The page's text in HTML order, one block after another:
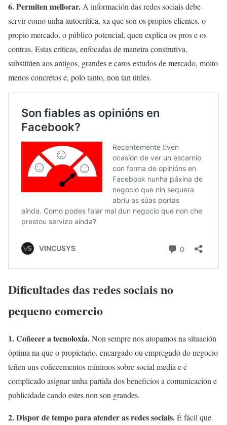
6. Permiten mellorar.A información das redes sociais debe
servir como unha autocrítica, xa que son os propios clientes, o
propio mercado, o público potencial, quen explica os pros e os
contras. Estas críticas, enfocadas de maneira construtiva,
substitúen aos antigos, grandes e caros estudos de mercado, moito
menos concretos e, polo tanto, non tan útiles.
Dificultades das redes sociais no
pequeno comercio
1. Coñecer a tecnoloxía.Non sempre nos atopamos na situación
óptima na que o propietario, encargado ou empregado do negocio
teñen uns coñecementos mínimos sobre social media e é
complicado asignar unha partida dos beneficios a comunicación e
publicidade cando estes non son grandes.
2. Dispor de tempo para atender as redes sociais.É fácil que